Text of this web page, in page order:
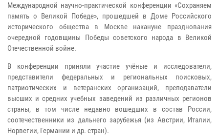
Международной научно-практической конференции «Сохраняем
память о Великой Победе», прошедшей в Доме Российского
исторического общества в Москве накануне празднования
очередной годовщины Победы советского народа в Великой
Отечественной войне.
В конференции приняли участие учёные и исследователи,
представители федеральных и региональных поисковых,
патриотических и ветеранских организаций, преподаватели
высших и средних учебных заведений из различных регионов
страны, в том числе недавно вошедших в состав России,
соотечественники из дальнего зарубежья (из Австрии, Италии,
Норвегии, Германии и др. стран).